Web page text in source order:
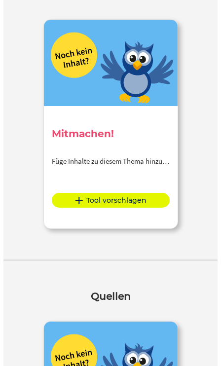
Mitmachen!
Füge Inhalte zu diesem Thema hinzu…
Tool vorschlagen
Quellen